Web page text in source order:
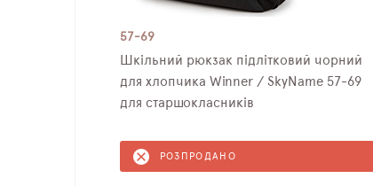
57-69
Шкільний рюкзак підлітковий чорний
для хлопчика Winner / SkyName 57-69
для старшокласників
РОЗПРОДАНО